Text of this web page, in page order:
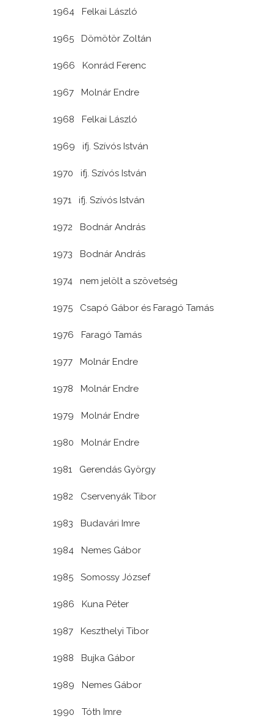
1964 Felkai László
1965 Dömötör Zoltán
1966 Konrád Ferenc
1967 Molnár Endre
1968 Felkai László
1969 ifj. Szívós István
1970 ifj. Szívós István
1971 ifj. Szívós István
1972 Bodnár András
1973 Bodnár András
1974 nem jelölt a szövetség
1975 Csapó Gábor és Faragó Tamás
1976 Faragó Tamás
1977 Molnár Endre
1978 Molnár Endre
1979 Molnár Endre
1980 Molnár Endre
1981 Gerendás György
1982 Cservenyák Tibor
1983 Budavári Imre
1984 Nemes Gábor
1985 Somossy József
1986 Kuna Péter
1987 Keszthelyi Tibor
1988 Bujka Gábor
1989 Nemes Gábor
1990 Tóth Imre